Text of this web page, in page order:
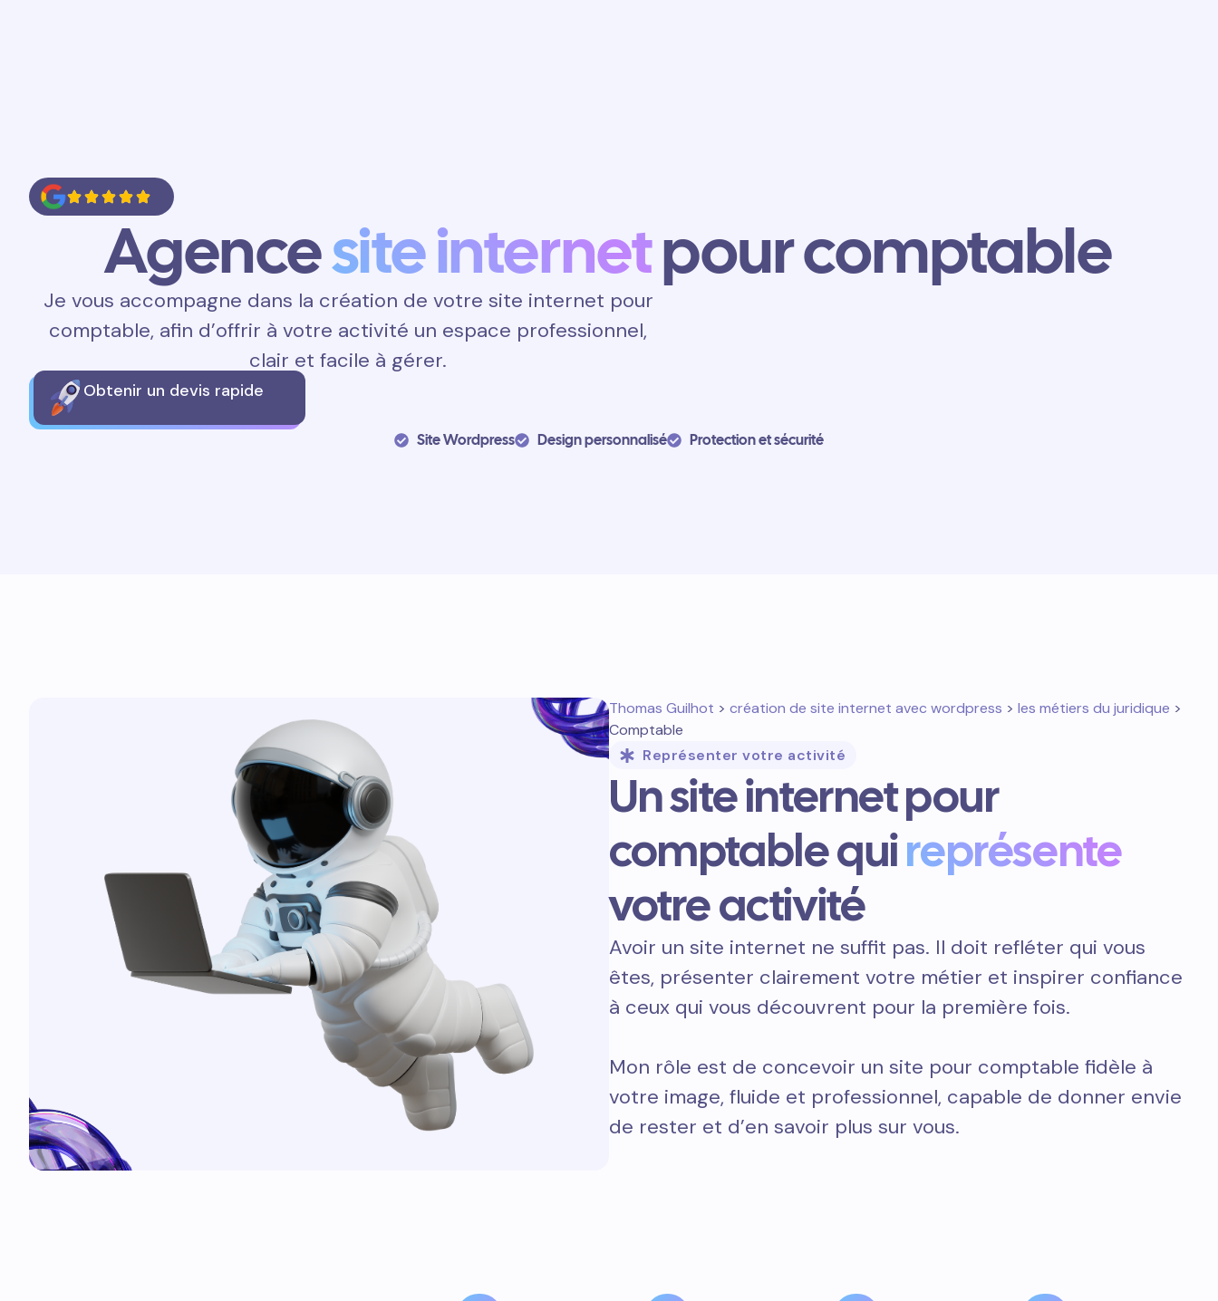
Agencesite internetpour comptable
Je vous accompagne dans la création de votre site internet pour
comptable, afin d’offrir à votre activité un espace professionnel,
clair et facile à gérer.
Obtenir un devis rapide
Site Wordpress Design personnalisé Protection et sécurité
Thomas Guilhot > création de site internet avec wordpress > les métiers du juridique >
Comptable
Représenter votre activité
Un site internet pour
comptable quireprésente
votre activité
Avoir un site internet ne suffit pas. Il doit refléter qui vous
êtes, présenter clairement votre métier et inspirer confiance
à ceux qui vous découvrent pour la première fois.
Mon rôle est de concevoir un site pour comptable fidèle à
votre image, fluide et professionnel, capable de donner envie
de rester et d’en savoir plus sur vous.